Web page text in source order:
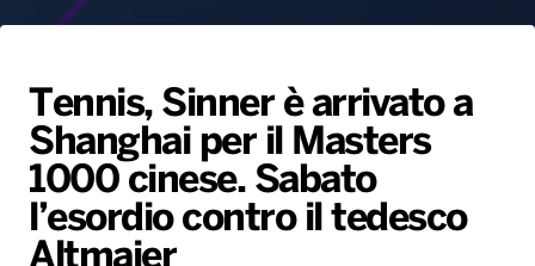
Hit Dance
Giochi&Concorsi
PALATOUR
Notizie
Locali
Musica e Spettacolo
Sport
Playlist
Generale
Novità
Notiziario
Interviste
Gallery
Radio Norba News TV
Voce al Bari
Tennis, Sinner è arrivato a
Shanghai per il Masters
1000 cinese. Sabato
l’esordio contro il tedesco
Altmaier